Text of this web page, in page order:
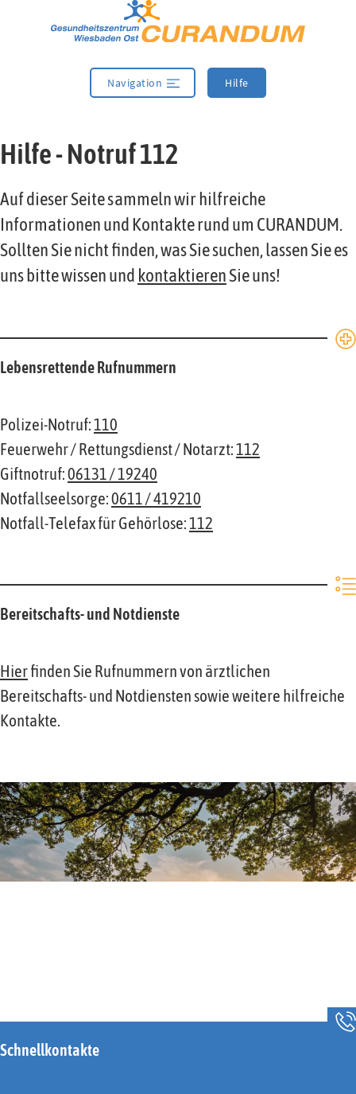
Zur Navigation springen
Navigation Hilfe
Hilfe - Notruf 112
Auf dieser Seite sammeln wir hilfreiche
Informationen und Kontakte rund um CURANDUM.
Sollten Sie nicht finden, was Sie suchen, lassen Sie es
uns bitte wissen und kontaktierenSie uns!
Lebensrettende Rufnummern
Polizei-Notruf:110
Feuerwehr / Rettungsdienst / Notarzt:112
Giftnotruf:06131 / 19240
Notfallseelsorge:0611 / 419210
Notfall-Telefax für Gehörlose:112
Bereitschafts- und Notdienste
Hierfinden Sie Rufnummern von ärztlichen
Bereitschafts- und Notdiensten sowie weitere hilfreiche
Kontakte.
Schnellkontakte